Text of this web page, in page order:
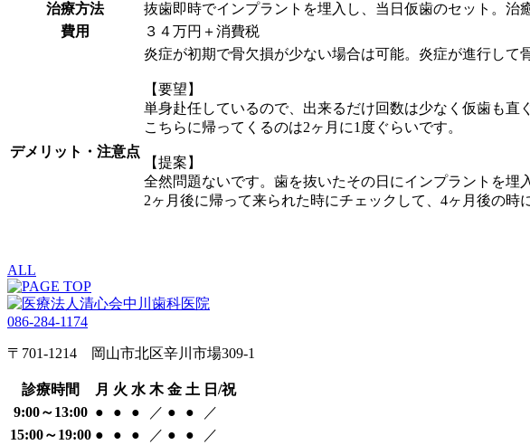
治療方法
抜歯即時でインプラントを埋入し、当日仮歯のセット。治
費用
３４万円＋消費税
デメリット・注意点
炎症が初期で骨欠損が少ない場合は可能。炎症が進行して
【要望】
単身赴任しているので、出来るだけ回数は少なく仮歯も直
こちらに帰ってくるのは2ヶ月に1度ぐらいです。
【提案】
全然問題ないです。歯を抜いたその日にインプラントを埋
2ヶ月後に帰って来られた時にチェックして、4ヶ月
ALL
086-284-1174
〒701-1214 岡山市北区辛川市場309-1
診療時間 月 火 水 木 金 土 日/祝
9:00～13:00 ● ● ● ／ ● ●
／
15:00～19:00 ● ● ● ／ ● ● ／